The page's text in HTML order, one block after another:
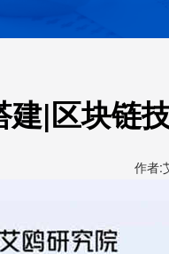
建|区块链
作者: